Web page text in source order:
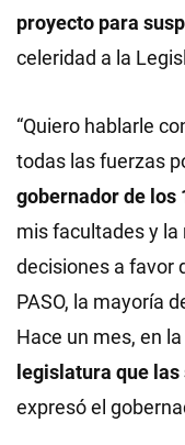
proyecto para
celeridad a la
“Quiero hablarle
todas las fuerzas
gobernador de los
mis facultades y
decisiones a favor
PASO, la mayoría
Hace un mes, en
legislatura que
expresó el